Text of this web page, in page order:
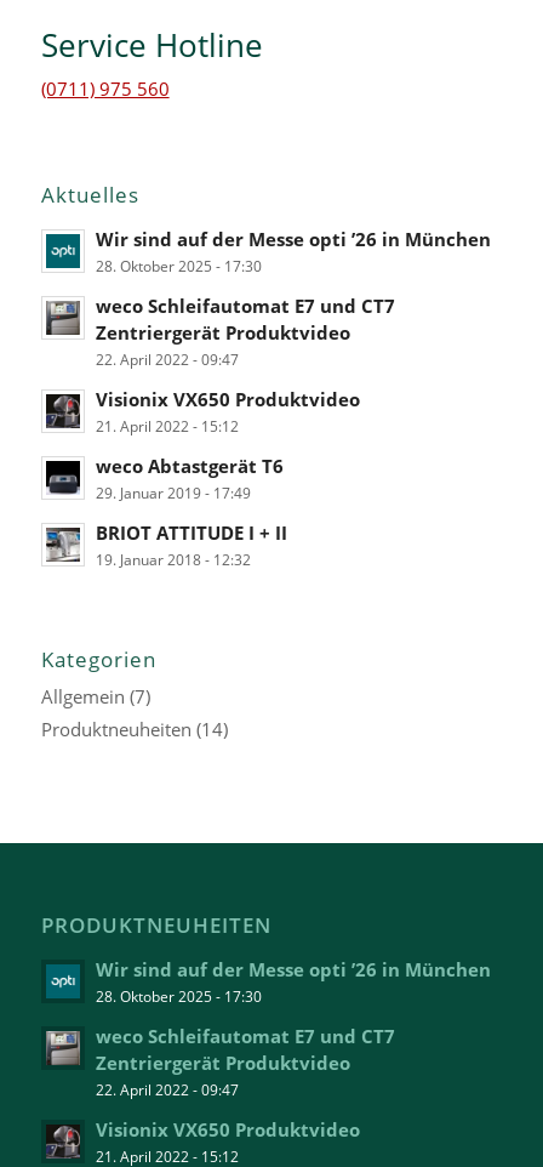
Service Hotline
(0711) 975 560
Aktuelles
Wir sind auf der Messe opti ’26 in München
28. Oktober 2025 - 17:30
weco Schleifautomat E7 und CT7
Zentriergerät Produktvideo
22. April 2022 - 09:47
Visionix VX650 Produktvideo
21. April 2022 - 15:12
weco Abtastgerät T6
29. Januar 2019 - 17:49
BRIOT ATTITUDE I + II
19. Januar 2018 - 12:32
Kategorien
Allgemein (7)
Produktneuheiten (14)
PRODUKTNEUHEITEN
Wir sind auf der Messe opti ’26 in München
28. Oktober 2025 - 17:30
weco Schleifautomat E7 und CT7
Zentriergerät Produktvideo
22. April 2022 - 09:47
Visionix VX650 Produktvideo
21. April 2022 - 15:12